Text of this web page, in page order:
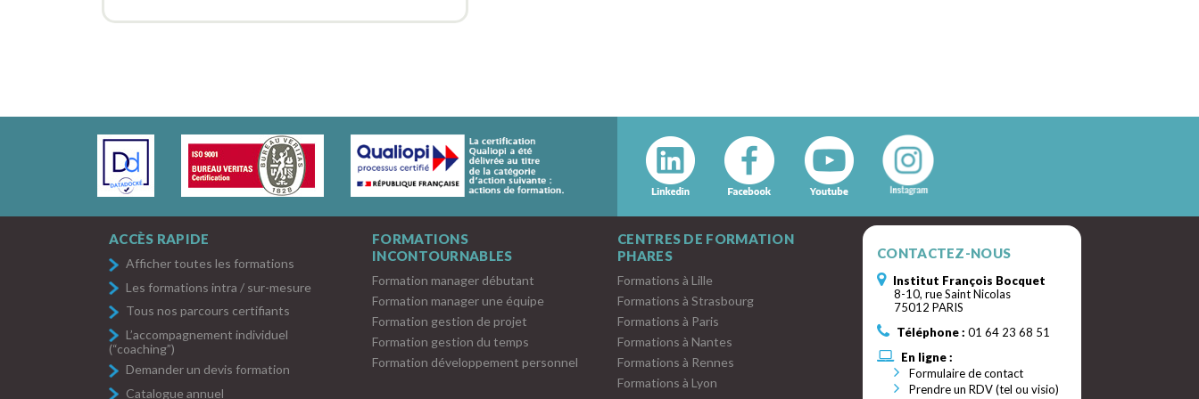
ACCÈS RAPIDE
Afficher toutes les formations
Les formations intra / sur-mesure
Tous nos parcours certifiants
L’accompagnement individuel
(“coaching”)
Demander un devis formation
Catalogue annuel
FORMATIONS
INCONTOURNABLES
Formation manager débutant
Formation manager une équipe
Formation gestion de projet
Formation gestion du temps
Formation développement personnel
CENTRES DE FORMATION
PHARES
Formations à Lille
Formations à Strasbourg
Formations à Paris
Formations à Nantes
Formations à Rennes
Formations à Lyon
CONTACTEZ-NOUS
Institut François Bocquet
8-10, rue Saint Nicolas
75012 PARIS
Téléphone : 01 64 23 68 51
En ligne :
Formulaire de contact
Prendre un RDV (tel ou visio)